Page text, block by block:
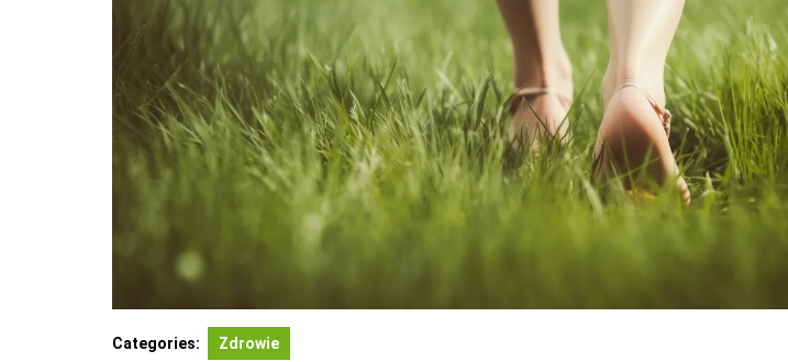
Categories: Zdrowie